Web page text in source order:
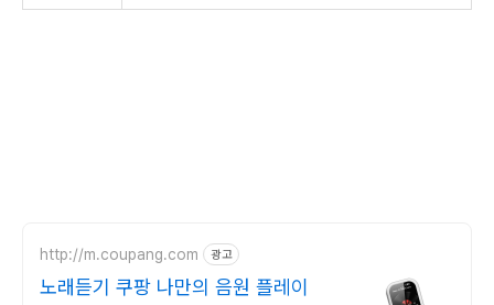
http://m.coupang.com 광고
노래듣기 쿠팡 나만의 음원 플레이